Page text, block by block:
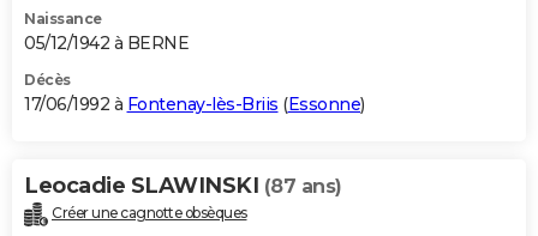
Naissance
05/12/1942 à BERNE
Décès
17/06/1992 à Fontenay-lès-Briis (Essonne)
Leocadie SLAWINSKI (87 ans)
Créer une cagnotte obsèques